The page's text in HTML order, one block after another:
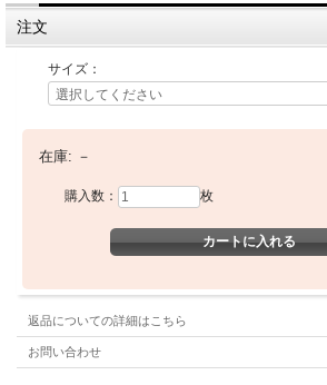
Hubs ハブス / ペイズリー刺繍シャツ
ハブス新作シャツ
サイズ： L
カラー： ブラック
素材： コットン100%
注文
サイズ：
在庫: －
購入数： 枚
返品についての詳細はこちら
お問い合わせ